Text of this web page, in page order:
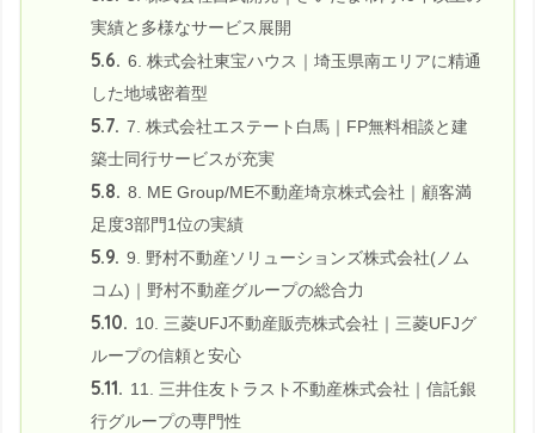
実績と多様なサービス展開
5.6. 6. 株式会社東宝ハウス｜埼玉県南エリアに精通
した地域密着型
5.7. 7. 株式会社エステート白馬｜FP無料相談と建
築士同行サービスが充実
5.8. 8. ME Group/ME不動産埼京株式会社｜顧客満
足度3部門1位の実績
5.9. 9. 野村不動産ソリューションズ株式会社(ノム
コム)｜野村不動産グループの総合力
5.10. 10. 三菱UFJ不動産販売株式会社｜三菱UFJグ
ループの信頼と安心
5.11. 11. 三井住友トラスト不動産株式会社｜信託銀
行グループの専門性